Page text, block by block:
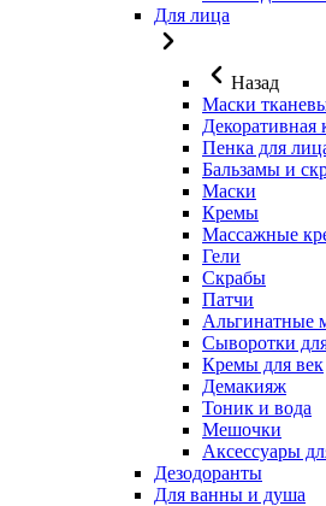
Для лица
Назад
Маски
Декоративная
Пенка для
Бальзамы и
Маски
Кремы
Массажные
Гели
Скрабы
Патчи
Альгинатные
Сыворотки
Кремы для век
Демакияж
Тоник и вода
Мешочки
Аксессуары
Дезодоранты
Для ванны и душа